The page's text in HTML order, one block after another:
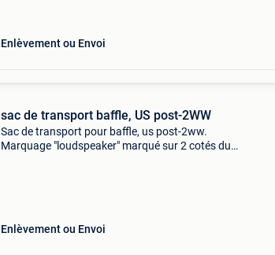
Enlèvement ou Envoi
sac de transport baffle, US post-2WW
Sac de transport pour baffle, us post-2ww.
Marquage "loudspeaker" marqué sur 2 cotés du
Enlèvement ou Envoi